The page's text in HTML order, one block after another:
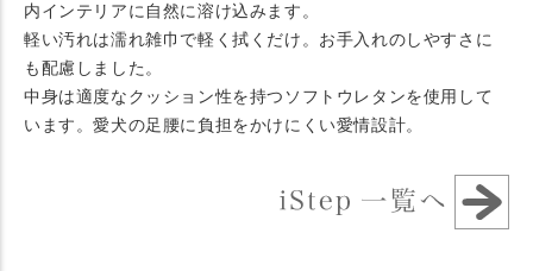
内インテリアに自然に溶け込みます。
軽い汚れは濡れ雑巾で軽く拭くだけ。お手入れのしやすさに
も配慮しました。
中身は適度なクッション性を持つソフトウレタンを使用して
います。愛犬の足腰に負担をかけにくい愛情設計。